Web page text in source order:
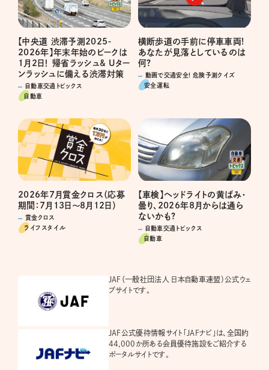
【中央道 渋滞予測2025-
2026年】年末年始のピークは
1月2日！ 帰省ラッシュ& Uター
ンラッシュに備える渋滞対策
自動車交通トピックス
自動車
横断歩道の手前に停車車両!
あなたが見落としているのは
何?
動画で交通安全! 危険予測クイズ
安全運転
2026年7月賞金クロス（応募
期間：7月13日～8月12日）
賞金クロス
ライフスタイル
【車検】ヘッドライトの黄ばみ・
曇り、2026年8月からは通ら
ないかも?
自動車交通トピックス
自動車
JAF（一般社団法人 日本自動車連盟）公式ウェ
ブサイトです。
JAF公式優待情報サイト「JAFナビ」は、全国約
44,000か所ある会員優待施設をご紹介する
ポータルサイトです。